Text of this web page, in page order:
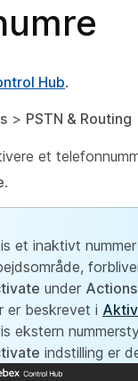
Hub.
> PSTN & Routing
et
.
et inaktivt
under Actions
er beskrevet i
ekstern
indstilling er